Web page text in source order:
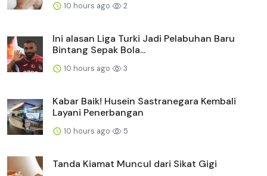
10 hours ago 2
Ini alasan Liga Turki Jadi Pelabuhan Baru
Bintang Sepak Bola...
10 hours ago 3
Kabar Baik! Husein Sastranegara Kembali
Layani Penerbangan
10 hours ago 5
Tanda Kiamat Muncul dari Sikat Gigi